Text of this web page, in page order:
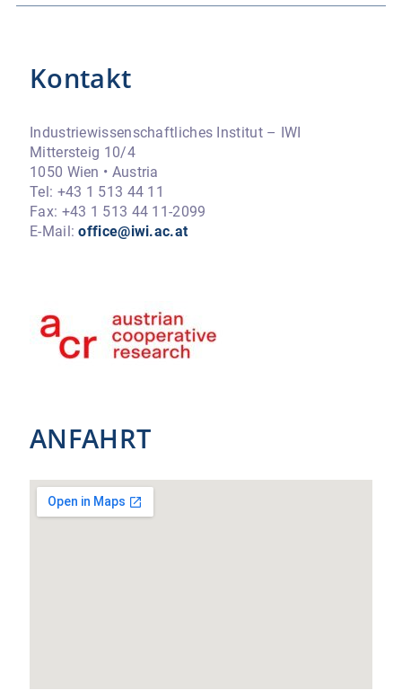
Kontakt
Industriewissenschaftliches Institut – IWI
Mittersteig 10/4
1050 Wien • Austria
Tel: +43 1 513 44 11
Fax: +43 1 513 44 11-2099
E-Mail:office@iwi.ac.at
ANFAHRT